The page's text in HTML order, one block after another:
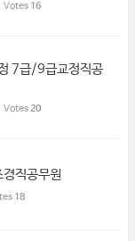
Votes 16
7급/9급교정직공
Votes20
직공무원
18